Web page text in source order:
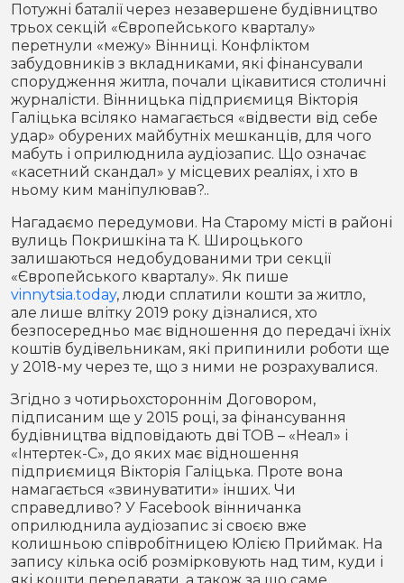
Потужні баталії через незавершене будівництво
трьох секцій «Європейського кварталу»
перетнули «межу» Вінниці. Конфліктом
забудовників з вкладниками, які фінансували
спорудження житла, почали цікавитися столичні
журналісти. Вінницька підприємиця Вікторія
Галіцька всіляко намагається «відвести від себе
удар» обурених майбутніх мешканців, для чого
мабуть і оприлюднила аудіозапис. Що означає
«касетний скандал» у місцевих реаліях, і хто в
ньому ким маніпулював?..
Нагадаємо передумови. На Старому місті в районі
вулиць Покришкіна та К. Широцького
залишаються недобудованими три секції
«Європейського кварталу». Як пише
vinnytsia.today, люди сплатили кошти за житло,
але лише влітку 2019 року дізналися, хто
безпосередньо має відношення до передачі їхніх
коштів будівельникам, які припинили роботи ще
у 2018-му через те, що з ними не розрахувалися.
Згідно з чотирьохстороннім Договором,
підписаним ще у 2015 році, за фінансування
будівництва відповідають дві ТОВ – «Неал» і
«Інтертек-С», до яких має відношення
підприємиця Вікторія Галіцька. Проте вона
намагається «звинуватити» інших. Чи
справедливо? У Facebook вінничанка
оприлюднила аудіозапис зі своєю вже
колишньою співробітницею Юлією Приймак. На
запису кілька осіб розмірковують над тим, куди і